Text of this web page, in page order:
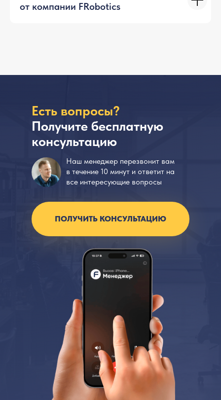
от компании FRobotics
Наш менеджер перезвонит вам
в течение 10 минут и ответит на
все интересующие вопросы
Есть вопросы?
Получите бесплатную
консультацию
ПОЛУЧИТЬ КОНСУЛЬТАЦИЮ